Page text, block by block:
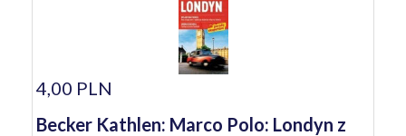
4,00 PLN
Becker Kathlen: Marco Polo: Londyn z